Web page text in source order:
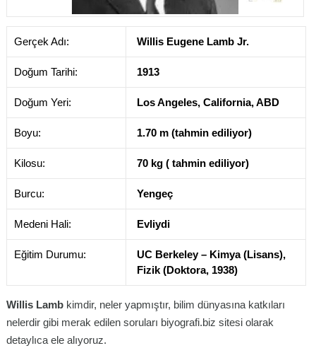
Gerçek Adı: Willis Eugene Lamb Jr.
Doğum Tarihi: 1913
Doğum Yeri: Los Angeles, California, ABD
Boyu: 1.70 m (tahmin ediliyor)
Kilosu: 70 kg ( tahmin ediliyor)
Burcu: Yengeç
Medeni Hali: Evliydi
Eğitim Durumu:
UC Berkeley – Kimya (Lisans),
Fizik (Doktora, 1938)
Willis Lamb kimdir, neler yapmıştır, bilim dünyasına katkıları
nelerdir gibi merak edilen soruları biyografi.biz sitesi olarak
detaylıca ele alıyoruz.